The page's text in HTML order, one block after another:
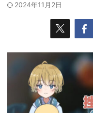
2024年11月2日